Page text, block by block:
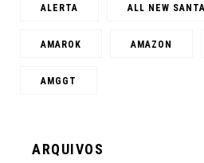
ALERTA ALL NEW
AMAROK AMAZON
AMGGT
ARQUIVOS